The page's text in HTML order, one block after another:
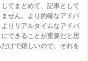
てまとめて、記事として
せん。より的確なアドバ
りリアルタイムなアドバ
できることが重要だと思
けで嬉しいので、それを